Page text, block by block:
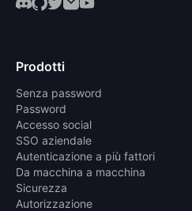
Prodotti
Senza password
Password
Accesso social
SSO aziendale
Autenticazione a più fattori
Da macchina a macchina
Sicurezza
Autorizzazione